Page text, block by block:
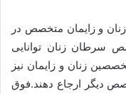
و زایمان متخصص در
زنان توانایی
زنان و زایمان نیز
دیگر ارجاع دهند.فوق